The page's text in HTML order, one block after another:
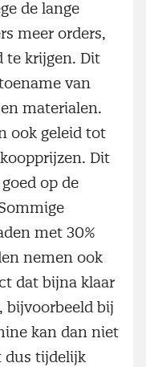
de lange
meer orders,
te krijgen. Dit
van
materialen.
ook geleid tot
Dit
op de
met 30%
nemen ook
dat bijna klaar
bijvoorbeeld bij
kan dan niet
dus tijdelijk